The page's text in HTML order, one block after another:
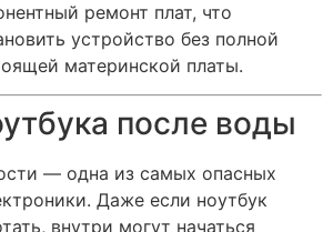
ремонт плат, что
устройство без полной
материнской платы.
после воды
— одна из самых опасных
Даже если ноутбук
внутри могут начаться